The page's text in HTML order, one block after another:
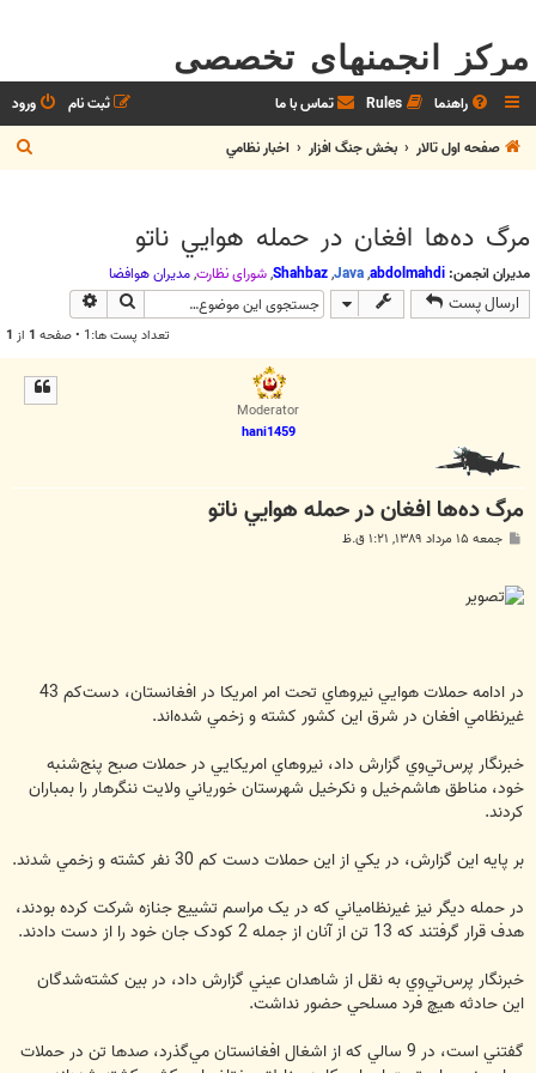
مرکز انجمنهای تخصصی
راهنما Rules تماس با ما ورود
ثبت نام
صفحه اول تالار
بخش جنگ افزار اخبار نظامي
س
مرگ ده‌ها افغان در حمله هوايي ناتو
مدیران انجمن: abdolmahdi
,
Java
,
Shahbaz
,شوراي نظارت,مديران هوافضا
ارسال پست جستجو
تعداد پست ها:1 • صفحه 1 از 1
Moderator
hani1459
مرگ ده‌ها افغان در حمله هوايي ناتو
جمعه ۱۵ مرداد ۱۳۸۹, ۱:۲۱ ق.ظ
در ادامه حملات هوايي نيروهاي تحت امر امريکا در افغانستان، دست‌کم 43
غيرنظامي افغان در شرق اين کشور کشته و زخمي ‌شده‌اند.
خبرنگار پرس‌تي‌وي گزارش داد، نيروهاي امريکايي در حملات صبح پنج‌شنبه
خود، مناطق هاشم‌خيل و نکرخيل شهرستان خورياني ولايت ننگرهار را بمباران
کردند.
بر پايه اين گزارش، در يکي از اين حملات دست کم 30 نفر کشته و زخمي شدند.
در حمله ديگر نيز غيرنظامياني که در يک مراسم تشييع جنازه شرکت کرده بودند،
هدف قرار گرفتند که 13 تن از آنان از جمله 2 کودک جان خود را از دست دادند.
خبرنگار پرس‌تي‌وي به نقل از شاهدان عيني گزارش داد، در بين کشته‌شدگان
اين حادثه هيچ فرد مسلحي حضور نداشت.
گفتني است، در 9 سالي که از اشغال افغانستان مي‌گذرد، صدها تن در حملات